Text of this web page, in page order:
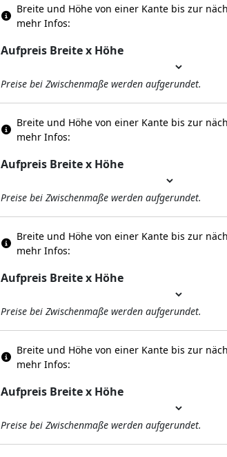
Aufpreis Breite x Höhe
Breite und Höhe von einer Kante bis zur
mehr Infos:
Preise bei Zwischenmaße werden aufgerundet.
Aufpreis Breite x Höhe
Breite und Höhe von einer Kante bis zur
mehr Infos:
Preise bei Zwischenmaße werden aufgerundet.
Aufpreis Breite x Höhe
Breite und Höhe von einer Kante bis zur
mehr Infos:
Preise bei Zwischenmaße werden aufgerundet.
Aufpreis Breite x Höhe
Breite und Höhe von einer Kante bis zur
mehr Infos:
Preise bei Zwischenmaße werden aufgerundet.